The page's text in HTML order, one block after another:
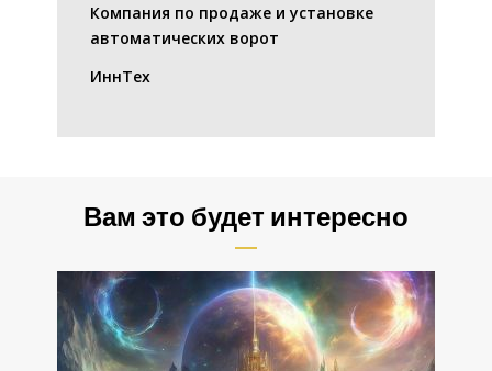
Компания по продаже и установке
автоматических ворот
ИннТех
Вам это будет интересно